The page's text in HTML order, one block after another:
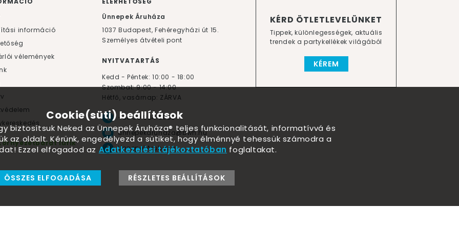
KÉRD ÖTLETLEVELÜNKET
Tippek, különlegességek, aktuális
trendek a partykellékek világából
KÉREM
információ
vélemények
lufik
Ünnepek Áruháza
1037 Budapest, Fehéregyházi út 15.
Személyes átvételi pont
NYITVATARTÁS
Kedd - Péntek: 10:00 - 18:00
Szombat: 9:00 - 14:00
Hétfő, vasárnap: ZÁRVA
+36 30 984 6955
unnepekaruhaza@bwh.hu
UnnepekAruhaza
Cookie(süti) beállítások
biztosítsuk Neked az Ünnepek Áruháza® teljes funkcionalitását, informatívvá és
az oldalt. Kérünk, engedélyezd a sütiket, hogy élménnyé tehessük számodra a
Ezzel elfogadod az Adatkezelési tájékoztatóban foglaltakat.
ÖSSZES ELFOGADÁSA RÉSZLETES BEÁLLÍTÁSOK